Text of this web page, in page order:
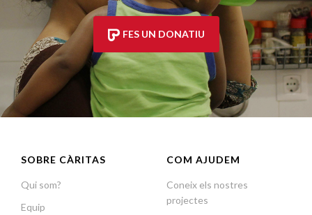
FES UN DONATIU
SOBRE CÀRITAS
Qui som?
Equip
COM AJUDEM
Coneix els nostres
projectes